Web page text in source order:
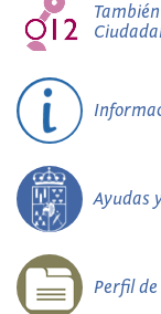
Ayudas
Perfil